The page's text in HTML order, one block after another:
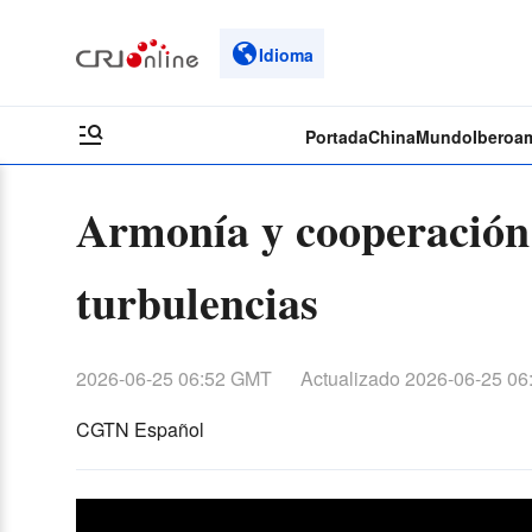
Idioma
PortadaChinaMundo
Armonía y
turbulencias
2026-06-25 06:52 GMT Actualizado 2026-06-25
CGTN Español